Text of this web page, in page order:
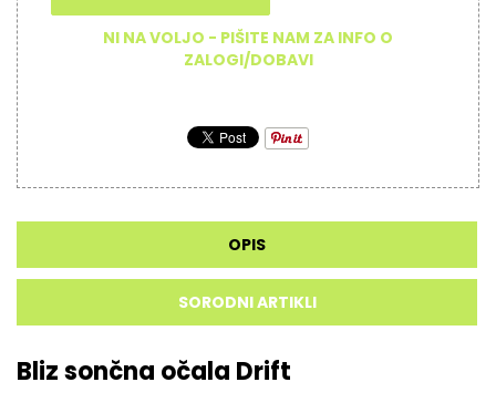
NI NA VOLJO - PIŠITE NAM ZA INFO O
ZALOGI/DOBAVI
OPIS
SORODNI ARTIKLI
Bliz sončna očala Drift